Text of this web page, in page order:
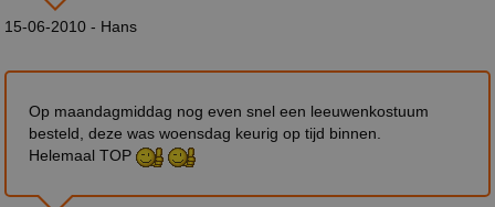
15-06-2010 - Hans
Op maandagmiddag nog even snel een leeuwenkostuum
besteld, deze was woensdag keurig op tijd binnen.
Helemaal TOP